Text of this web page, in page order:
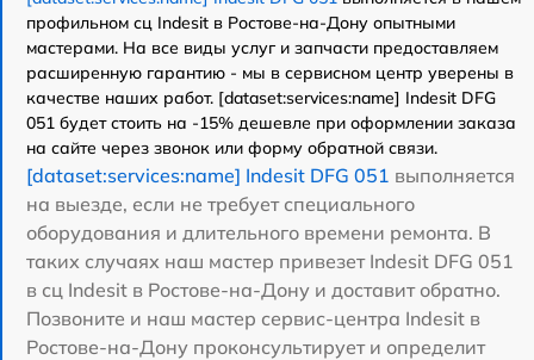
профильном сц Indesit в Ростове-на-Дону опытными
мастерами. На все виды услуг и запчасти предоставляем
расширенную гарантию - мы в сервисном центр уверены в
качестве наших работ. [dataset:services:name] Indesit DFG
051 будет стоить на -15% дешевле при оформлении заказа
на сайте через звонок или форму обратной связи.
[dataset:services:name] Indesit DFG 051 выполняется
на выезде, если не требует специального
оборудования и длительного времени ремонта. В
таких случаях наш мастер привезет Indesit DFG 051
в сц Indesit в Ростове-на-Дону и доставит обратно.
Позвоните и наш мастер сервис-центра Indesit в
Ростове-на-Дону проконсультирует и определит